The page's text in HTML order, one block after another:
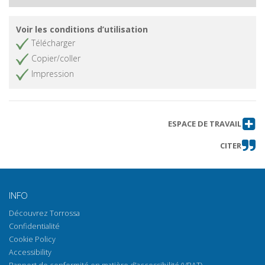
Voir les conditions d’utilisation
Télécharger
Copier/coller
Impression
ESPACE DE TRAVAIL
CITER
INFO
Découvrez Torrossa
Confidentialité
Cookie Policy
Accessibility